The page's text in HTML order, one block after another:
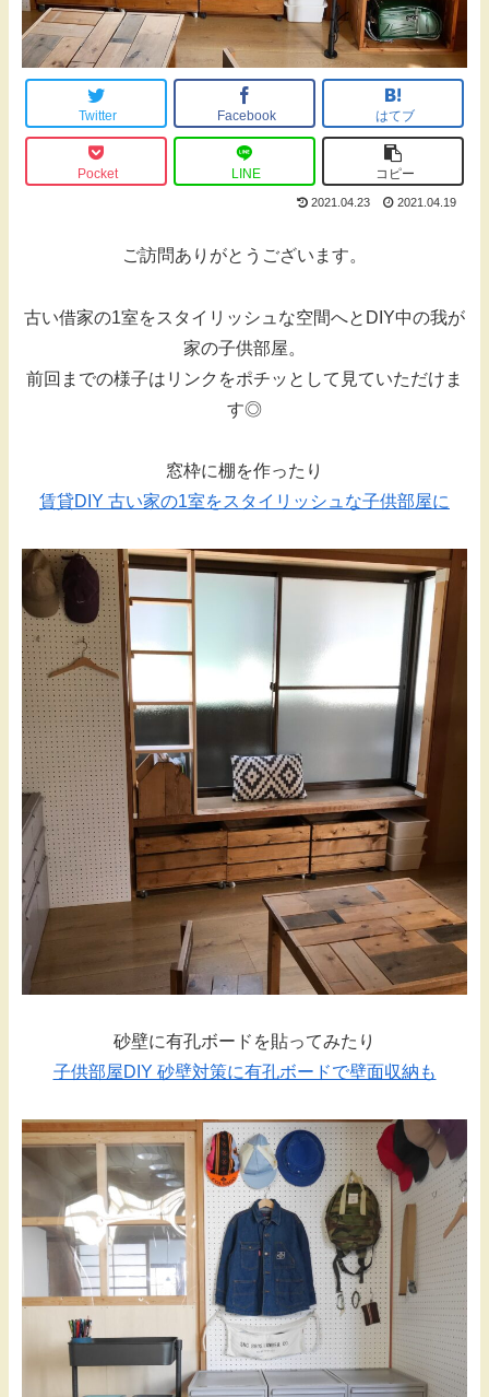
Twitter Facebook はてブ
Pocket LINE コピー
2021.04.23 2021.04.19
ご訪問ありがとうございます。
古い借家の1室をスタイリッシュな空間へとDIY中の我が
家の子供部屋。
前回までの様子はリンクをポチッとして見ていただけま
す◎
窓枠に棚を作ったり
賃貸DIY 古い家の1室をスタイリッシュな子供部屋に
砂壁に有孔ボードを貼ってみたり
子供部屋DIY 砂壁対策に有孔ボードで壁面収納も